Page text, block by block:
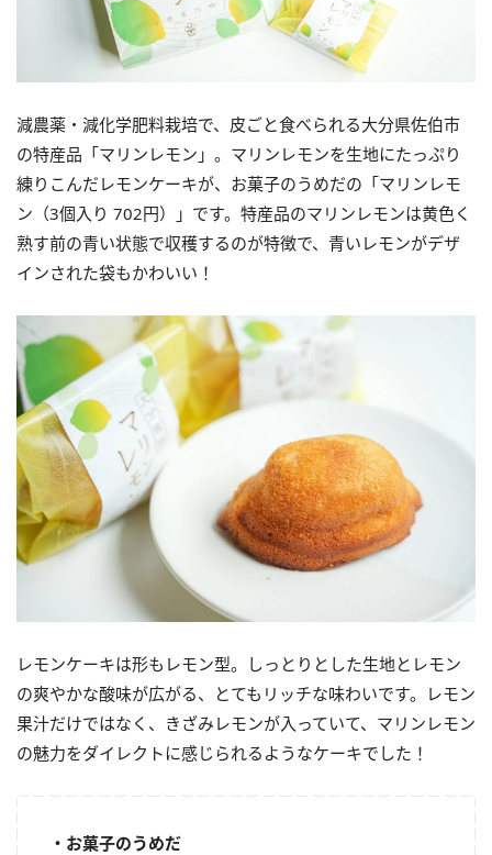
減農薬・減化学肥料栽培で、皮ごと食べられる大分県佐伯市
の特産品「マリンレモン」。マリンレモンを生地にたっぷり
練りこんだレモンケーキが、お菓子のうめだの「マリンレモ
ン（3個入り 702円）」です。特産品のマリンレモンは黄色く
熟す前の青い状態で収穫するのが特徴で、青いレモンがデザ
インされた袋もかわいい！
レモンケーキは形もレモン型。しっとりとした生地とレモン
の爽やかな酸味が広がる、とてもリッチな味わいです。レモン
果汁だけではなく、きざみレモンが入っていて、マリンレモン
の魅力をダイレクトに感じられるようなケーキでした！
・お菓子のうめだ